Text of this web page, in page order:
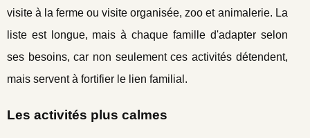
visite à la ferme ou visite organisée, zoo et animalerie. La
liste est longue, mais à chaque famille d'adapter selon
ses besoins, car non seulement ces activités détendent,
mais servent à fortifier le lien familial.
Les activités plus calmes